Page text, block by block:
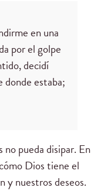
en una
por el golpe
decidí
donde estaba;
pueda disipar. En
Dios tiene el
y nuestros deseos.